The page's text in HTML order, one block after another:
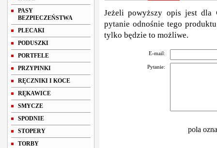
PASY
BEZPIECZEŃSTWA
PLECAKI
PODUSZKI
PORTFELE
PRZYPINKI
RĘCZNIKI I KOCE
RĘKAWICE
SMYCZE
SPODNIE
STOPERY
TORBY
Jeżeli powyższy opis jest dla
pytanie odnośnie tego
tylko będzie to możliwe.
E-mail:
Pytanie:
pola